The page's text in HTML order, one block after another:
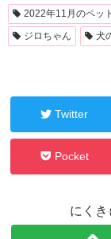
2022年11月のペッ
ジロちゃん
犬
Twitter
Pocket
にく